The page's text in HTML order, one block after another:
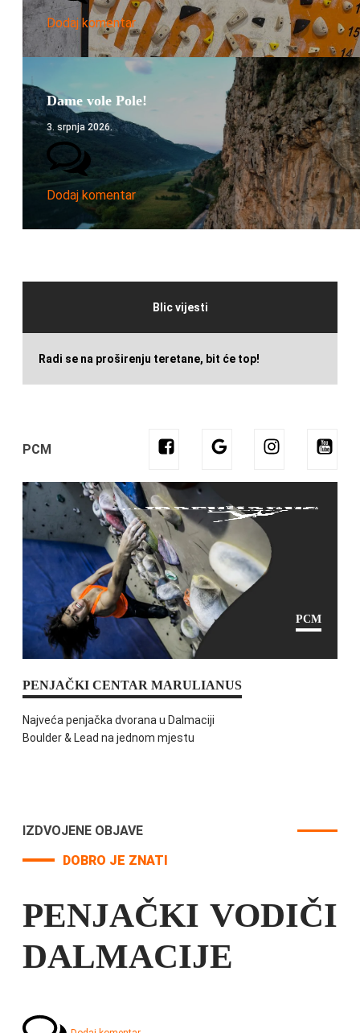
Dodaj komentar
Dame vole Pole!
3. srpnja 2026.
Dodaj komentar
Blic vijesti
Radi se na proširenju teretane, bit će top!
PCM
PCM
PENJAČKI CENTAR MARULIANUS
Najveća penjačka dvorana u Dalmaciji
Boulder & Lead na jednom mjestu
IZDVOJENE OBJAVE
DOBRO JE ZNATI
PENJAČKI VODIČI
DALMACIJE